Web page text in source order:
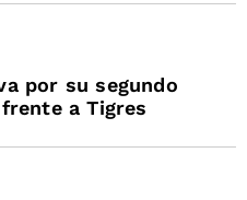
por su segundo
a Tigres